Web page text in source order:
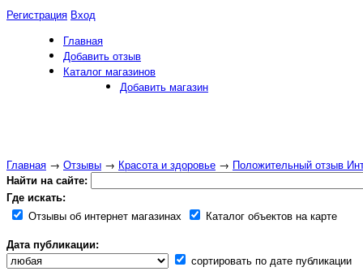
Регистрация Вход
Главная
Добавить отзыв
Каталог магазинов
Добавить магазин
Главная → Отзывы → Красота и здоровье → Положительный отзыв
Найти на сайте:
Где искать:
Отзывы об интернет магазинах
Каталог объектов на карте
Дата публикации:
сортировать по дате публикации